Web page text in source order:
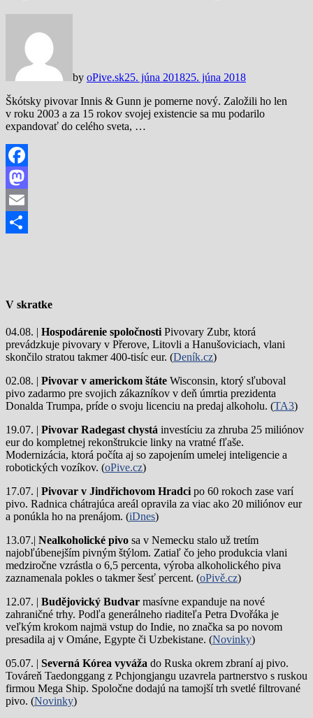
by oPive.sk25. júna 201825. júna 2018
Škótsky pivovar Innis & Gunn je pomerne nový. Založili ho len
v roku 2003 a za 15 rokov svojej existencie sa mu podarilo
expandovať do celého sveta, …
Facebook
Mastodon
Email
V skratke
04.08. | Hospodárenie spoločnosti Pivovary Zubr, ktorá
prevádzkuje pivovary v Přerove, Litovli a Hanušoviciach, vlani
skončilo stratou takmer 400-tisíc eur. (Deník.cz)
02.08. | Pivovar v americkom štáte Wisconsin, ktorý sľuboval
pivo zadarmo pre svojich zákazníkov v deň úmrtia prezidenta
Donalda Trumpa, príde o svoju licenciu na predaj alkoholu. (TA3)
19.07. | Pivovar Radegast chystá investíciu za zhruba 25 miliónov
eur do kompletnej rekonštrukcie linky na vratné fľaše.
Modernizácia, ktorá počíta aj so zapojením umelej inteligencie a
robotických vozíkov. (oPive.cz)
17.07. | Pivovar v Jindřichovom Hradci po 60 rokoch zase varí
pivo. Radnica chátrajúca areál opravila za viac ako 20 miliónov eur
a ponúkla ho na prenájom. (iDnes)
13.07.| Nealkoholické pivo sa v Nemecku stalo už tretím
najobľúbenejším pivným štýlom. Zatiaľ čo jeho produkcia vlani
medziročne vzrástla o 6,5 percenta, výroba alkoholického piva
zaznamenala pokles o takmer šesť percent. (oPivě.cz)
12.07. | Budějovický Budvar masívne expanduje na nové
zahraničné trhy. Podľa generálneho riaditeľa Petra Dvořáka je
veľkým krokom najmä vstup do Indie, no značka sa po novom
presadila aj v Ománe, Egypte či Uzbekistane. (Novinky)
05.07. | Severná Kórea vyváža do Ruska okrem zbraní aj pivo.
Továreň Taedonggang z Pchjongjangu uzavrela partnerstvo s ruskou
firmou Mega Ship. Spoločne dodajú na tamojší trh svetlé filtrované
pivo. (Novinky)